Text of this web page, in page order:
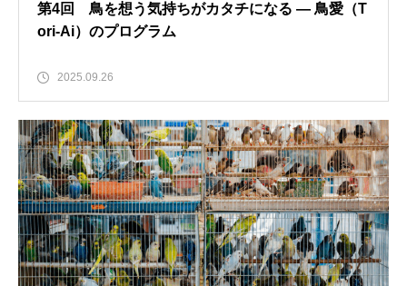
第4回 鳥を想う気持ちがカタチになる ― 鳥愛（T
ori-Ai）のプログラム
2025.09.26